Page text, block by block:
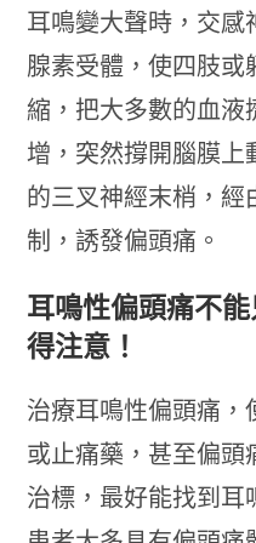
耳鳴變大聲時，交感
腺素受體，使四肢或
縮，把大多數的血液
增，突然撐開腦膜上
的三叉神經末梢，
制，誘發偏頭痛。
耳鳴性偏頭痛不
得注意！
治療耳鳴性偏頭痛，
或止痛藥，甚至偏頭
治標，最好能找到